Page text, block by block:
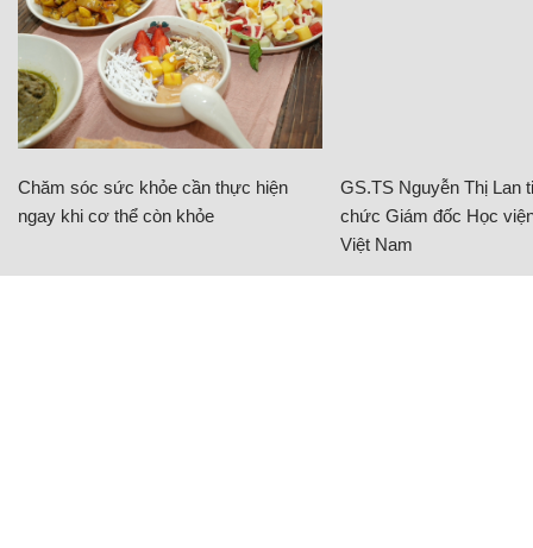
Chăm sóc sức khỏe cần thực hiện
ngay khi cơ thể còn khỏe
GS.TS Nguyễn Thị Lan
chức Giám đốc Học
Việt Nam